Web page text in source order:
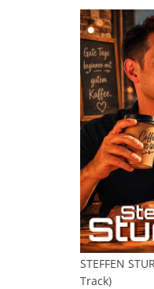
STEFFEN
Track)